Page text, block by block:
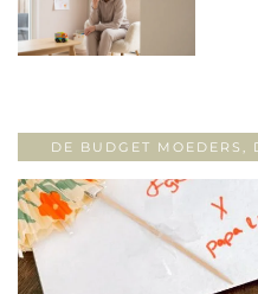
DE BUDGET MOEDERS,